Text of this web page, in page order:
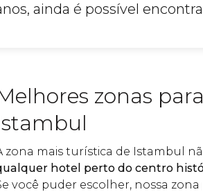
ainda é possível
zonas
zona mais turística de Istambul
hotel perto do centro
você puder escolher, nossa zona